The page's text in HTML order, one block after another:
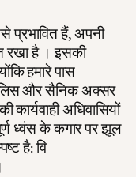
प्रभावित हैं, अपनी
रखा है । इसकी
हमारे पास
और सैनिक अक्सर
अधिवासियों
ध्वंस के कगार पर झूल
है: वि-